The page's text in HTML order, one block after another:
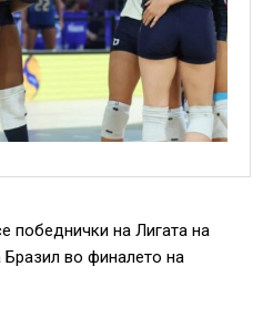
победнички на Лигата на
Бразил во финалето на